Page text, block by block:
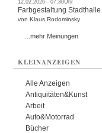
12.02.2026 - 07:30Uhr
Farbgestaltung Stadthalle
von Klaus Rodominsky
...mehr Meinungen
KLEINANZEIGEN
Alle Anzeigen
Antiquitäten&Kunst
Arbeit
Auto&Motorrad
Bücher